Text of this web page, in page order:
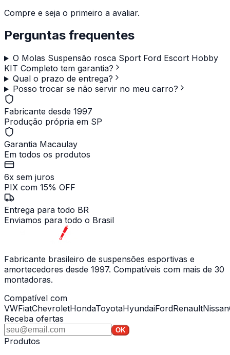
Compre e seja o primeiro a avaliar.
Perguntas frequentes
O Molas Suspensão rosca Sport Ford Escort Hobby
KIT Completo tem garantia?
Qual o prazo de entrega?
Posso trocar se não servir no meu carro?
Fabricante desde 1997
Produção própria em SP
Garantia Macaulay
Em todos os produtos
6x sem juros
PIX com 15% OFF
Entrega para todo BR
Enviamos para todo o Brasil
Fabricante brasileiro de suspensões esportivas e
amortecedores desde 1997. Compatíveis com mais de 30
montadoras.
Compatível com
VWFiatChevroletHondaToyotaHyundaiFordRenaultNissan
Receba ofertas
OK
Produtos